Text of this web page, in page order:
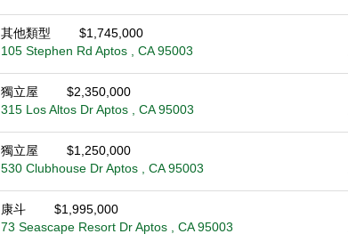
其他類型
$1,745,000
105 Stephen Rd Aptos , CA 95003
獨立屋
$2,350,000
315 Los Altos Dr Aptos , CA 95003
獨立屋
$1,250,000
530 Clubhouse Dr Aptos , CA 95003
康斗
$1,995,000
73 Seascape Resort Dr Aptos , CA 95003